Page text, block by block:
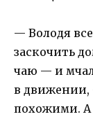
— Володя
заскочить
чаю — и
в движении,
похожими. А